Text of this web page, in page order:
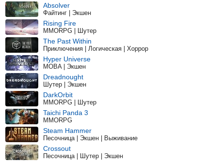
Absolver
Файтинг | Экшен
Rising Fire
MMORPG | Шутер
The Past Within
Приключения | Логическая | Хоррор
Hyper Universe
MOBA | Экшен
Dreadnought
Шутер | Экшен
DarkOrbit
MMORPG | Шутер
Taichi Panda 3
MMORPG
Steam Hammer
Песочница | Экшен | Выживание
Crossout
Песочница | Шутер | Экшен